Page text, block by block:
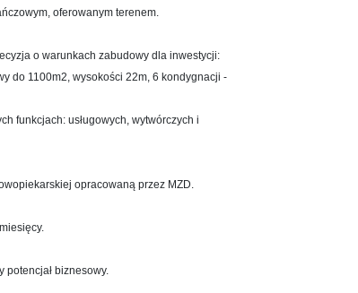
oferowanym terenem.
o warunkach zabudowy dla inwestycji:
do 1100m2, wysokości 22m, 6 kondygnacji -
funkcjach: usługowych, wytwórczych i
opracowaną przez MZD.
potencjał biznesowy.